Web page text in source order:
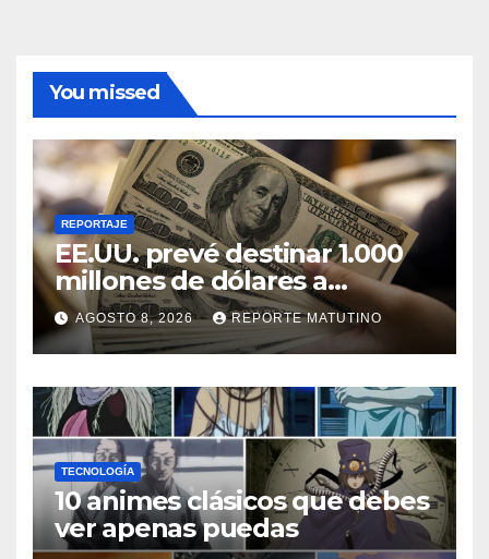
You missed
REPORTAJE
EE.UU. prevé destinar 1.000
millones de dólares a
Colombia para un paquete
de seguridad
AGOSTO 8, 2026 REPORTE MATUTINO
TECNOLOGÍA
10 animes clásicos que debes
ver apenas puedas